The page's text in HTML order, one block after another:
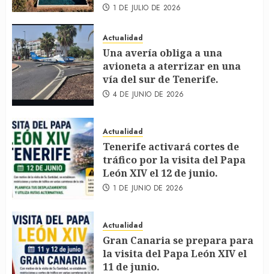
1 DE JULIO DE 2026
Actualidad
Una avería obliga a una
avioneta a aterrizar en una
vía del sur de Tenerife.
4 DE JUNIO DE 2026
Actualidad
Tenerife activará cortes de
tráfico por la visita del Papa
León XIV el 12 de junio.
1 DE JUNIO DE 2026
Actualidad
Gran Canaria se prepara para
la visita del Papa León XIV el
11 de junio.